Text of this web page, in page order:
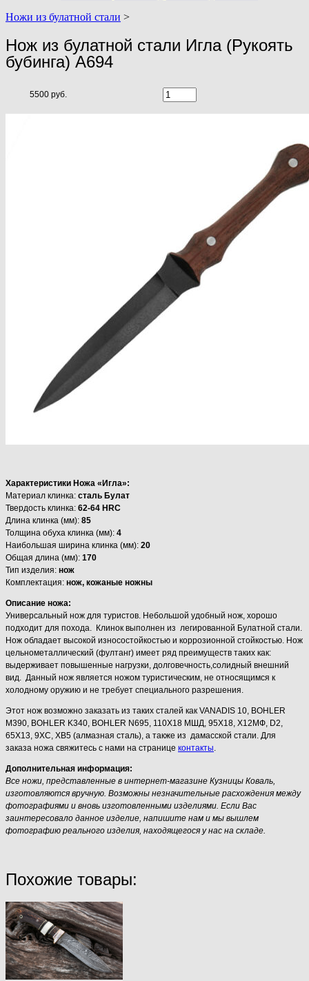
Ножи из булатной стали >
Нож из булатной стали Игла (Рукоять
бубинга) A694
5500 руб.
Характеристики Ножа «Игла»:
Материал клинка: сталь Булат
Твердость клинка: 62-64 HRC
Длина клинка (мм): 85
Толщина обуха клинка (мм): 4
Наибольшая ширина клинка (мм): 20
Общая длина (мм): 170
Тип изделия: нож
Комплектация: нож, кожаные ножны
Описание ножа:
Универсальный нож для туристов. Небольшой удобный нож, хорошо
подходит для похода. Клинок выполнен из легированной Булатной стали.
Нож обладает высокой износостойкостью и коррозионной стойкостью. Нож
цельнометаллический (фултанг) имеет ряд преимуществ таких как:
выдерживает повышенные нагрузки, долговечность,солидный внешний
вид. Данный нож является ножом туристическим, не относящимся к
холодному оружию и не требует специального разрешения.
Этот нож возможно заказать из таких сталей как VANADIS 10, BOHLER
M390, BOHLER K340, BOHLER N695, 110Х18 МШД, 95Х18, Х12МФ, D2,
65Х13, 9ХС, ХВ5 (алмазная сталь), а также из дамасской стали. Для
заказа ножа свяжитесь с нами на странице контакты.
Дополнительная информация:
Все ножи, представленные в интернет-магазине Кузницы Коваль,
изготовляются вручную. Возможны незначительные расхождения между
фотографиями и вновь изготовленными изделиями. Если Вас
заинтересовало данное изделие, напишите нам и мы вышлем
фотографию реального изделия, находящегося у нас на складе.
Похожие товары: